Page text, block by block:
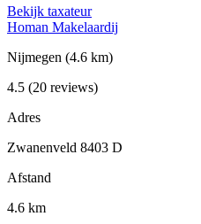
Bekijk taxateur
Homan Makelaardij
Nijmegen (4.6 km)
4.5 (20 reviews)
Adres
Zwanenveld 8403 D
Afstand
4.6 km